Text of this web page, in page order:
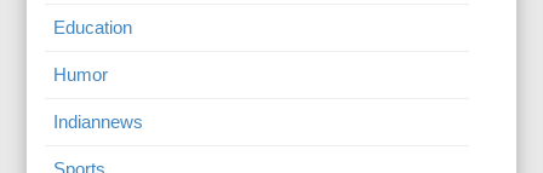
Education
Humor
Indiannews
Sports